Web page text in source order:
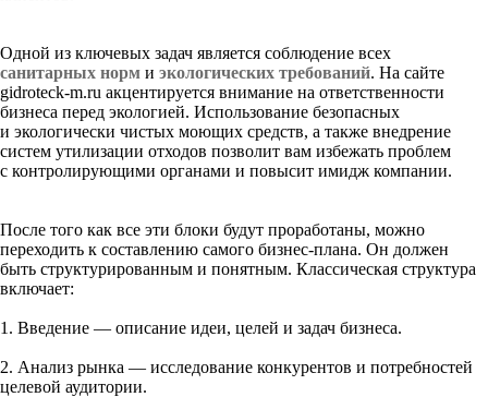
Одной из ключевых задач является соблюдение всех
санитарных норм и экологических требований. На сайте
gidroteck-m.ru акцентируется внимание на ответственности
бизнеса перед экологией. Использование безопасных
и экологически чистых моющих средств, а также внедрение
систем утилизации отходов позволит вам избежать проблем
с контролирующими органами и повысит имидж компании.
После того как все эти блоки будут проработаны, можно
переходить к составлению самого бизнес-плана. Он должен
быть структурированным и понятным. Классическая структура
включает:
1. Введение — описание идеи, целей и задач бизнеса.
2. Анализ рынка — исследование конкурентов и потребностей
целевой аудитории.